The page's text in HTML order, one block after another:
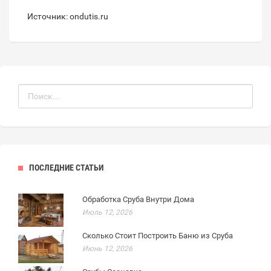
Источник: ondutis.ru
ПОСЛЕДНИЕ СТАТЬИ
Обработка Сруба Внутри Дома
Июль 12, 2026
Сколько Стоит Построить Баню из Сруба
Июнь 12, 2026